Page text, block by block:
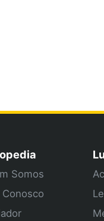
Somos
Conosco